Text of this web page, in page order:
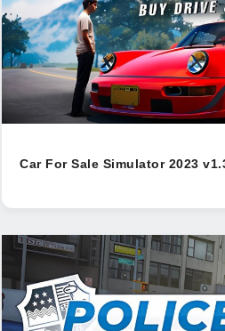
Car For Sale Simulator 2023